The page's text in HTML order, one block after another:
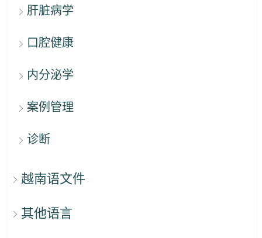
肝脏病学
口腔健康
内分泌学
案例管理
诊断
越南语文件
其他语言